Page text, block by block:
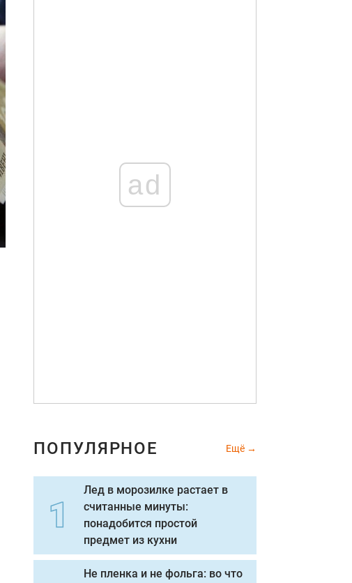
ad
ПОПУЛЯРНОЕ Ещё
Лед в морозилке растает в
считанные минуты:
понадобится простой
предмет из кухни
Не пленка и не фольга: во что